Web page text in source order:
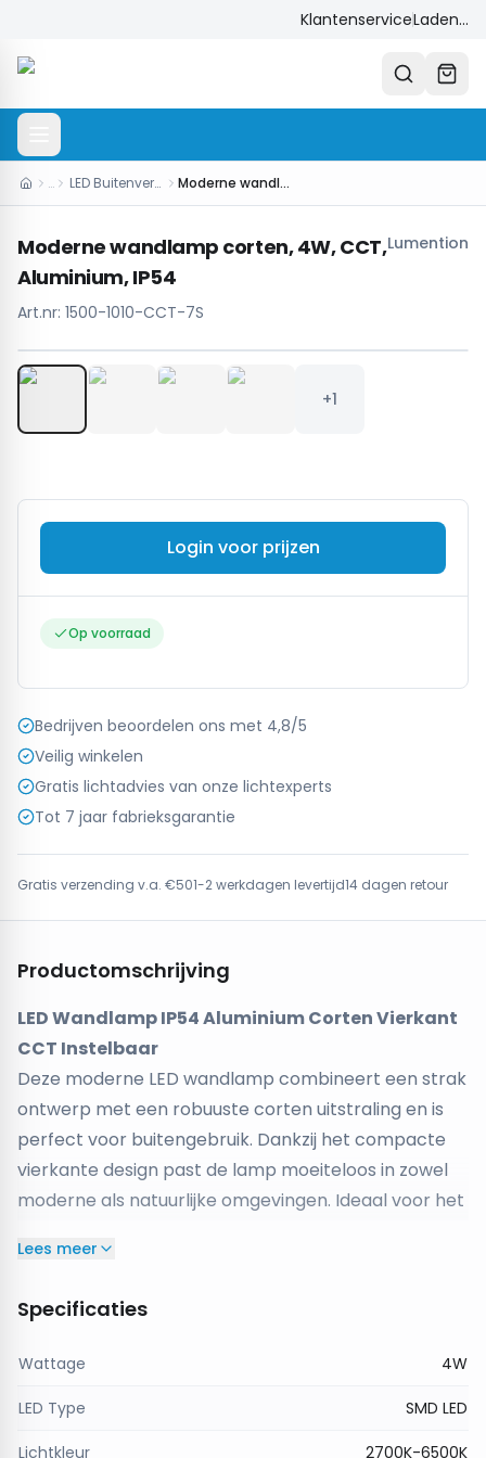
KlantenserviceLaden...
… LED Buitenverlichting Moderne wandlamp corten, 4W, CCT, Aluminium, IP54
Moderne wandlamp corten, 4W, CCT,
Aluminium, IP54
Lumention
Art.nr: 1500-1010-CCT-7S
+1
Login voor prijzen
Op voorraad
Bedrijven beoordelen ons met 4,8/5
Veilig winkelen
Gratis lichtadvies van onze lichtexperts
Tot 7 jaar fabrieksgarantie
Gratis verzending v.a. €501-2 werkdagen levertijd14 dagen retour
Productomschrijving
LED Wandlamp IP54 Aluminium Corten Vierkant
CCT Instelbaar
Deze moderne LED wandlamp combineert een strak
ontwerp met een robuuste corten uitstraling en is
perfect voor buitengebruik. Dankzij het compacte
vierkante design past de lamp moeiteloos in zowel
moderne als natuurlijke omgevingen. Ideaal voor het
Instelbare lichtkleur voor elke sfeer
je eenvoudig schakelt tussen 2700K en 6500K. Zo
creëer je altijd de juiste sfeer: warm en sfeervol of
Strakke lichtverdeling en luxe uitstraling
De gerichte lichtbundels zorgen voor een modern
Lees meer
Specificaties
Wattage 4W
LED Type SMD LED
Lichtkleur 2700K-6500K